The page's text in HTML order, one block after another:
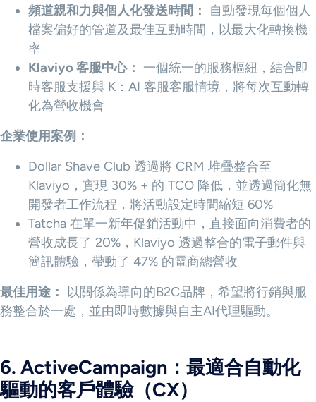
頻道親和力與個人化發送時間：
自動發現每個個人
檔案偏好的管道及最佳互動時間，以最大化轉換機
率
Klaviyo 客服中心： 一個統一的服務樞紐，結合即
時客服支援與 K：AI 客服客服情境，將每次互動轉
化為營收機會
企業使用案例：
Dollar Shave Club 透過將 CRM 堆疊整合至
Klaviyo，實現 30% + 的 TCO 降低，並透過簡化無
開發者工作流程，將活動設定時間縮短 60%
Tatcha 在單一新年促銷活動中，直接面向消費者的
營收成長了 20%，Klaviyo 透過整合的電子郵件與
簡訊體驗，帶動了 47% 的電商總營收
最佳用途： 以關係為導向的B2C品牌，希望將行銷與服
務整合於一處，並由即時數據與自主AI代理驅動。
6. ActiveCampaign：最適合自動化
驅動的客戶體驗（CX）